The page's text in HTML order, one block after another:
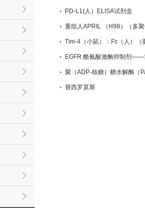
PD-L1(人）ELISA试剂盒
重组人APRIL （H98）（多
Tim-4（小鼠）：Fc（人）（
EGFR 酪氨酸激酶抑制剂——
聚（ADP-核糖）糖水解酶（
替西罗莫斯